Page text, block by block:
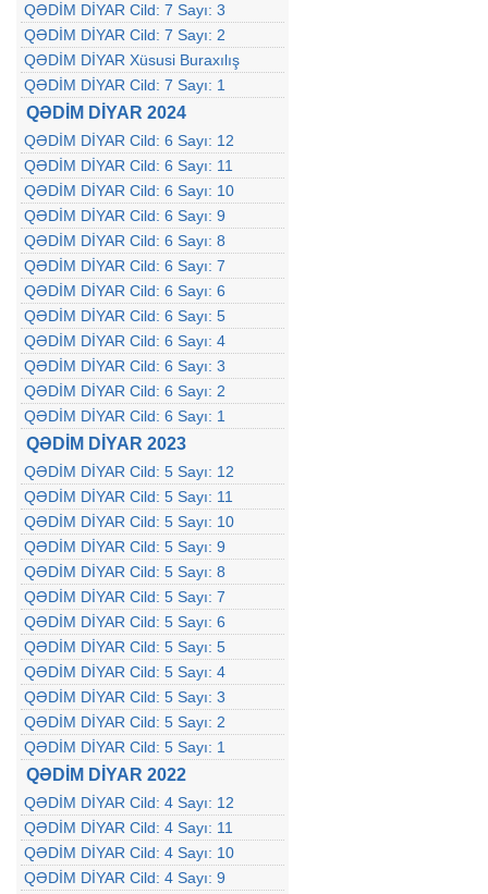
QƏDİM DİYAR Cild: 7 Sayı: 3
QƏDİM DİYAR Cild: 7 Sayı: 2
QƏDİM DİYAR Xüsusi Buraxılış
QƏDİM DİYAR Cild: 7 Sayı: 1
QƏDİM DİYAR 2024
QƏDİM DİYAR Cild: 6 Sayı: 12
QƏDİM DİYAR Cild: 6 Sayı: 11
QƏDİM DİYAR Cild: 6 Sayı: 10
QƏDİM DİYAR Cild: 6 Sayı: 9
QƏDİM DİYAR Cild: 6 Sayı: 8
QƏDİM DİYAR Cild: 6 Sayı: 7
QƏDİM DİYAR Cild: 6 Sayı: 6
QƏDİM DİYAR Cild: 6 Sayı: 5
QƏDİM DİYAR Cild: 6 Sayı: 4
QƏDİM DİYAR Cild: 6 Sayı: 3
QƏDİM DİYAR Cild: 6 Sayı: 2
QƏDİM DİYAR Cild: 6 Sayı: 1
QƏDİM DİYAR 2023
QƏDİM DİYAR Cild: 5 Sayı: 12
QƏDİM DİYAR Cild: 5 Sayı: 11
QƏDİM DİYAR Cild: 5 Sayı: 10
QƏDİM DİYAR Cild: 5 Sayı: 9
QƏDİM DİYAR Cild: 5 Sayı: 8
QƏDİM DİYAR Cild: 5 Sayı: 7
QƏDİM DİYAR Cild: 5 Sayı: 6
QƏDİM DİYAR Cild: 5 Sayı: 5
QƏDİM DİYAR Cild: 5 Sayı: 4
QƏDİM DİYAR Cild: 5 Sayı: 3
QƏDİM DİYAR Cild: 5 Sayı: 2
QƏDİM DİYAR Cild: 5 Sayı: 1
QƏDİM DİYAR 2022
QƏDİM DİYAR Cild: 4 Sayı: 12
QƏDİM DİYAR Cild: 4 Sayı: 11
QƏDİM DİYAR Cild: 4 Sayı: 10
QƏDİM DİYAR Cild: 4 Sayı: 9